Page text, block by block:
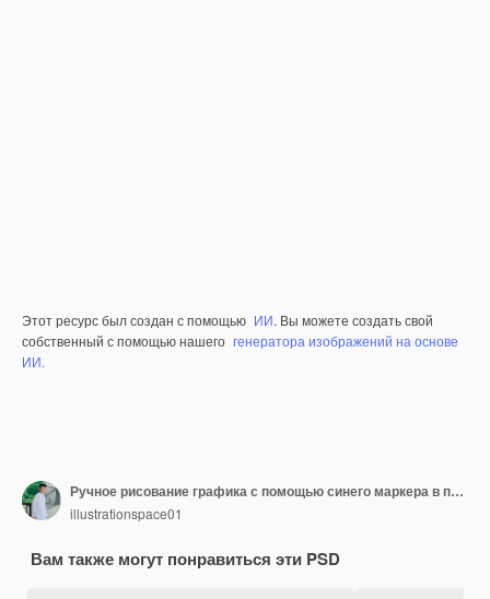
Этот ресурс был создан с помощью ИИ. Вы можете создать свой
собственный с помощью нашего генератора изображений на основе
ИИ.
Ручное рисование графика с помощью синего маркера в процессе
illustrationspace01
Вам также могут понравиться эти PSD